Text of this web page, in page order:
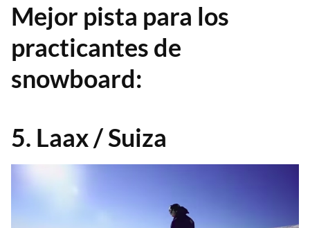
Mejor pista para los
practicantes de
snowboard:
5. Laax / Suiza